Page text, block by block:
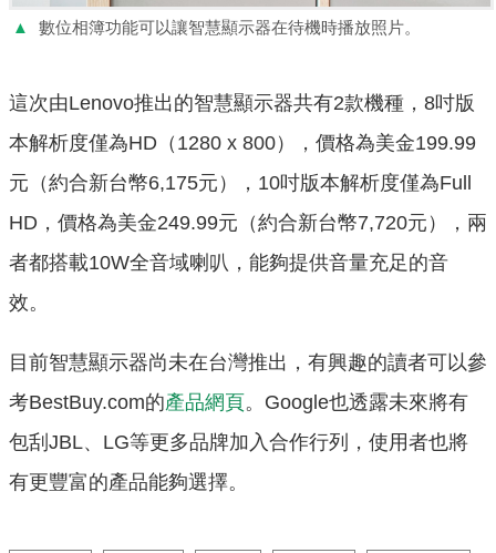
▲ 數位相簿功能可以讓智慧顯示器在待機時播放照片。
這次由Lenovo推出的智慧顯示器共有2款機種，8吋版
本解析度僅為HD（1280 x 800），價格為美金199.99
元（約合新台幣6,175元），10吋版本解析度僅為Full
HD，價格為美金249.99元（約合新台幣7,720元），兩
者都搭載10W全音域喇叭，能夠提供音量充足的音
效。
目前智慧顯示器尚未在台灣推出，有興趣的讀者可以參
考BestBuy.com的產品網頁。Google也透露未來將有
包刮JBL、LG等更多品牌加入合作行列，使用者也將
有更豐富的產品能夠選擇。